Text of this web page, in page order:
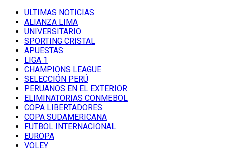
ULTIMAS NOTICIAS
ALIANZA LIMA
UNIVERSITARIO
SPORTING CRISTAL
APUESTAS
LIGA 1
CHAMPIONS LEAGUE
SELECCIÓN PERÚ
PERUANOS EN EL EXTERIOR
ELIMINATORIAS CONMEBOL
COPA LIBERTADORES
COPA SUDAMERICANA
FUTBOL INTERNACIONAL
EUROPA
VOLEY